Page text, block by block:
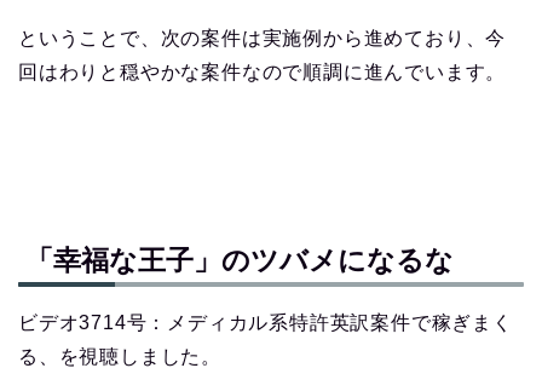
ということで、次の案件は実施例から進めており、今
回はわりと穏やかな案件なので順調に進んでいます。
「幸福な王子」のツバメになるな
ビデオ3714号：メディカル系特許英訳案件で稼ぎまく
る、を視聴しました。